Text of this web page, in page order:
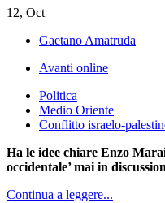
12, Oct
Gaetano Amatruda
Avanti online
Politica
Medio Oriente
Conflitto israelo-
Ha le idee chiare Enzo
occidentale’ mai in
Continua a leggere...